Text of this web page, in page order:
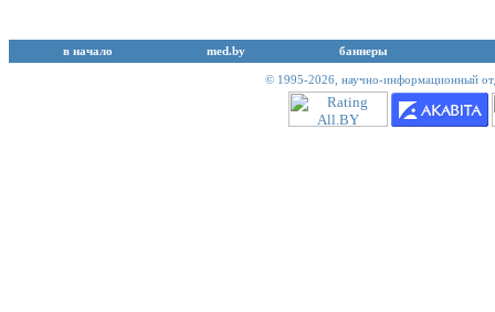
в начало med.by баннеры
© 1995-2026, научно-информационный